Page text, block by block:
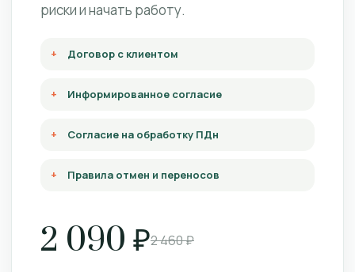
риски и начать работу.
Договор с клиентом
Информированное согласие
Согласие на обработку ПДн
Правила отмен и переносов
2 090 ₽2 460 ₽